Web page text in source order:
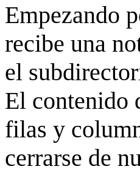
Empezando
recibe una
el
El contenido
filas y
cerrarse de